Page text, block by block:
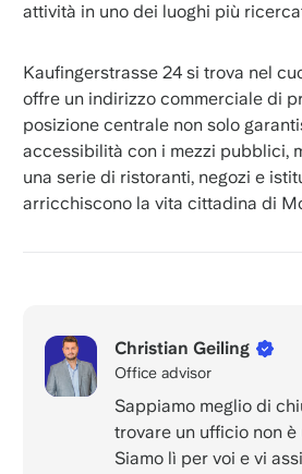
attività in uno dei luoghi più
Kaufingerstrasse 24 si trova nel
offre un indirizzo commerciale di
posizione centrale non solo
accessibilità con i mezzi pubblici,
una serie di ristoranti, negozi e
arricchiscono la vita cittadina di
Christian Geiling
Office advisor
Sappiamo meglio di
trovare un ufficio non è
Siamo lì per voi e vi